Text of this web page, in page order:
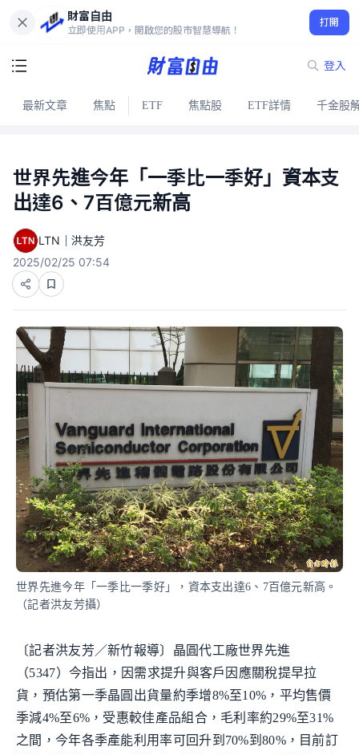
財富自由
立即使用APP，開啟您的股市智慧導航！
打開
登入
最新文章 焦點 ETF 焦點股 ETF詳情 千金股
世界先進今年「一季比一季好」資本支
出達6、7百億元新高
LTN｜洪友芳
2025/02/25 07:54
世界先進今年「一季比一季好」，資本支出達6、7百億元新高。
（記者洪友芳攝）
〔記者洪友芳／新竹報導〕晶圓代工廠世界先進
（5347）今指出，因需求提升與客戶因應關稅提早拉
貨，預估第一季晶圓出貨量約季增8%至10%，平均售價
季減4%至6%，受惠較佳產品組合，毛利率約29%至31%
之間，今年各季產能利用率可回升到70%到80%，目前訂